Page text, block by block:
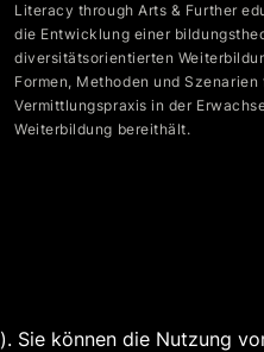
Literacy through Arts & Further
die Entwicklung einer
diversitätsorientierten
Formen, Methoden und Szenarien
Vermittlungspraxis in der
Weiterbildung bereithält.
). Sie können die Nutzung